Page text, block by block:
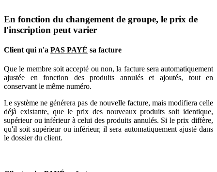
En fonction du changement de groupe, le prix de
l'inscription peut varier
Client qui n'a PAS PAYÉ sa facture
Que le membre soit accepté ou non, la facture sera automatiquement
ajustée en fonction des produits annulés et ajoutés, tout
en
conservant le même numéro.
Le système ne générera pas de nouvelle facture, mais modifiera celle
déjà existante, que le prix des nouveaux produits soit identique,
supérieur ou inférieur à celui des produits annulés. Si le prix diffère,
qu'il soit supérieur ou inférieur, il sera automatiquement ajusté dans
le dossier du client.